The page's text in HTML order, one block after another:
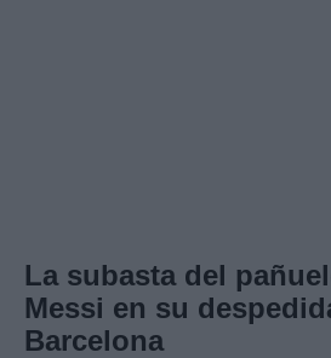
La subasta del
Messi en su
Barcelona